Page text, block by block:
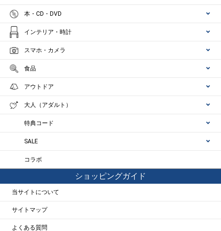
本・CD・DVD
インテリア・時計
スマホ・カメラ
食品
アウトドア
大人（アダルト）
特典コード
SALE
コラボ
ショッピングガイド
当サイトについて
サイトマップ
よくある質問